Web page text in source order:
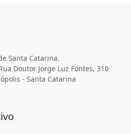
Santa Catarina.
Doutor Jorge Luz Fontes, 310
- Santa Catarina